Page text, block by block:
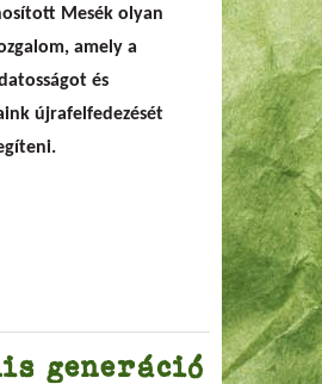
Mesék olyan
amely a
és
újrafelfedezését
generáció